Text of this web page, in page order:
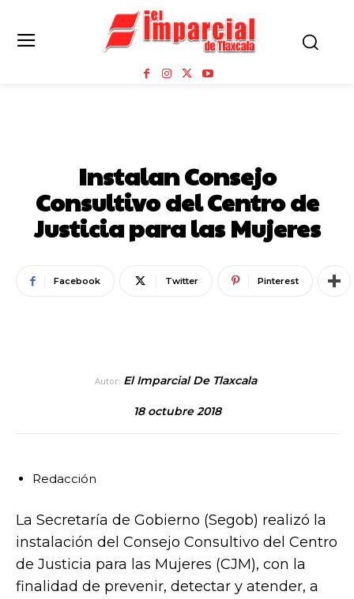
Instalan Consejo
Consultivo del Centro de
Justicia para las Mujeres
Facebook Twitter Pinterest
Autor: El Imparcial De Tlaxcala
18 octubre 2018
Redacción
La Secretaría de Gobierno (Segob) realizó la
instalación del Consejo Consultivo del Centro
de Justicia para las Mujeres (CJM), con la
finalidad de prevenir, detectar y atender, a